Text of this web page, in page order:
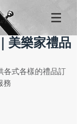
美樂家禮品
各式各樣的禮品訂
務